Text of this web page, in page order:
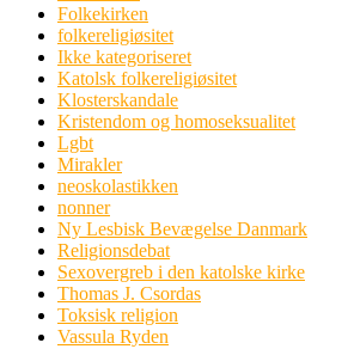
Folkekirken
folkereligiøsitet
Ikke kategoriseret
Katolsk folkereligiøsitet
Klosterskandale
Kristendom og homoseksualitet
Lgbt
Mirakler
neoskolastikken
nonner
Ny Lesbisk Bevægelse Danmark
Religionsdebat
Sexovergreb i den katolske kirke
Thomas J. Csordas
Toksisk religion
Vassula Ryden